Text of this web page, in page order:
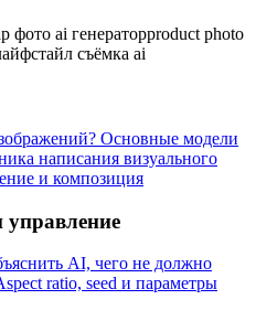
фото ai генераторproduct photo
съёмка ai
Основные модели
написания визуального
и композиция
AI, чего не должно
ratio, seed и параметры